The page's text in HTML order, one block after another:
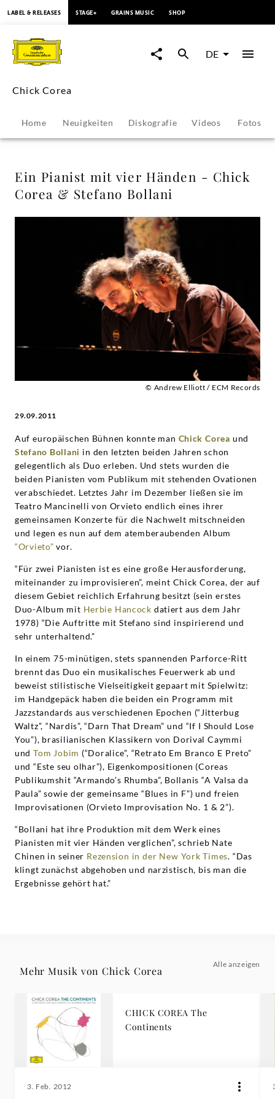
Pianist
mit
vier
Händen
Chick
Chick
Corea
Deutsche
Grammophon
LABEL & RELEASES STAGE+ GRAINS MUSIC SHOP
DE
Chick Corea
Home Neuigkeiten Diskografie Videos Fotos
Ein Pianist mit vier Händen - Chick
Corea & Stefano Bollani
© Andrew Elliott / ECM Records
29.09.2011
Auf europäischen Bühnen konnte man Chick Corea und
Stefano Bollani in den letzten beiden Jahren schon
gelegentlich als Duo erleben. Und stets wurden die
beiden Pianisten vom Publikum mit stehenden Ovationen
verabschiedet. Letztes Jahr im Dezember ließen sie im
Teatro Mancinelli von Orvieto endlich eines ihrer
gemeinsamen Konzerte für die Nachwelt mitschneiden
und legen es nun auf dem atemberaubenden Album
“Orvieto” vor.
“Für zwei Pianisten ist es eine große Herausforderung,
miteinander zu improvisieren”, meint Chick Corea, der auf
diesem Gebiet reichlich Erfahrung besitzt (sein erstes
Duo-Album mit Herbie Hancock datiert aus dem Jahr
1978) “Die Auftritte mit Stefano sind inspirierend und
sehr unterhaltend.”
In einem 75-minütigen, stets spannenden Parforce-Ritt
brennt das Duo ein musikalisches Feuerwerk ab und
beweist stilistische Vielseitigkeit gepaart mit Spielwitz:
im Handgepäck haben die beiden ein Programm mit
Jazzstandards aus verschiedenen Epochen (“Jitterbug
Waltz”, “Nardis”, “Darn That Dream” und “If I Should Lose
You”), brasilianischen Klassikern von Dorival Caymmi
undTom Jobim (“Doralice”, “Retrato Em Branco E Preto”
und “Este seu olhar”), Eigenkompositionen (Coreas
Publikumshit “Armando’s Rhumba”, Bollanis “A Valsa da
Paula” sowie der gemeinsame “Blues in F”) und freien
Improvisationen (Orvieto Improvisation No. 1 & 2”).
“Bollani hat ihre Produktion mit dem Werk eines
Pianisten mit vier Händen verglichen”, schrieb Nate
Chinen in seiner Rezension in der New York Times. “Das
klingt zunächst abgehoben und narzistisch, bis man die
Ergebnisse gehört hat.”
Mehr Musik von Chick Corea
Alle anzeigen
CHICK COREA The
Continents
3. Feb. 2012